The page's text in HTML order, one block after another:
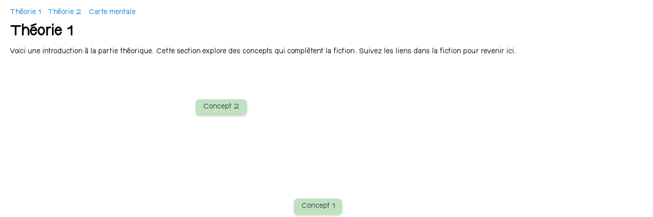
Théorie 1 Théorie 2 Carte mentale
Théorie 1
Voici une introduction à la partie théorique. Cette section explore des concepts qui complètent la fiction. Suivez les liens dans la fiction pour revenir ici.
Concept 1
Concept 2